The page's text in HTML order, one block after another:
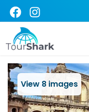
View 8 images